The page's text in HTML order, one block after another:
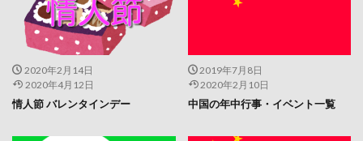
2020年2月14日
2020年4月12日
情人節 バレンタインデー
2019年7月8日
2020年2月10日
中国の年中行事・イベント一覧